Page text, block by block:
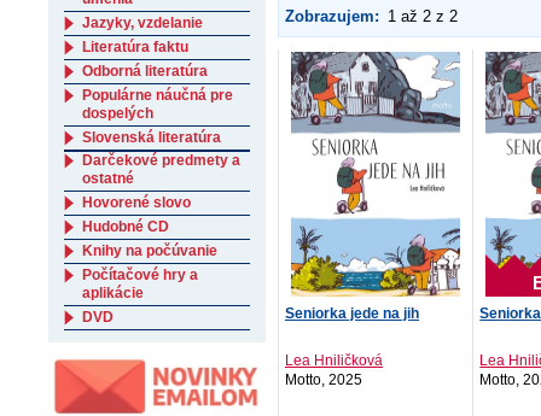
Zobrazujem: 1 až 2 z 2
Seniorka jede na jih
Lea Hniličková
Motto, 2025
Lea
Motto,
Jazyky, vzdelanie
Literatúra faktu
Odborná literatúra
Populárne náučná pre
dospelých
Slovenská literatúra
Darčekové predmety a
ostatné
Hovorené slovo
Hudobné CD
Knihy na počúvanie
Počítačové hry a
aplikácie
DVD